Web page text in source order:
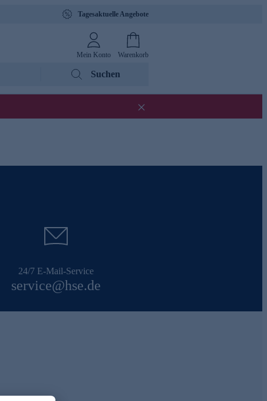
Tagesaktuelle Angebote
Mein Konto Warenkorb
Suchen
24/7 E-Mail-Service
service@hse.de